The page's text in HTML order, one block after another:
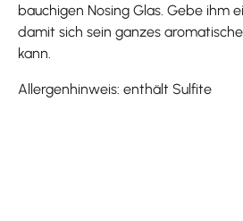
bauchigen Nosing Glas. Gebe ihm
damit sich sein ganzes
kann.
Allergenhinweis: enthält Sulfite